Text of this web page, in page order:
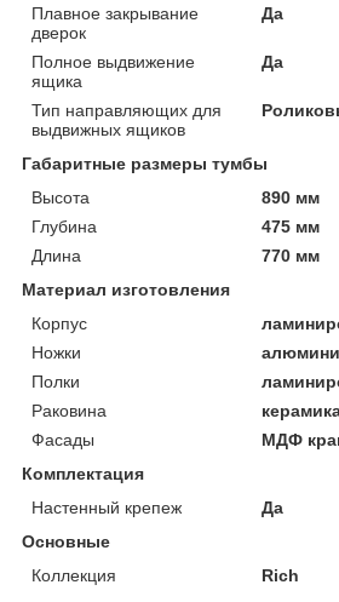
Плавное закрывание
дверок
Да
Полное выдвижение
ящика
Да
Тип направляющих для
выдвижных ящиков
Габаритные размеры тумбы
Высота
890 мм
Глубина
475 мм
Длина
770 мм
Материал изготовления
Корпус
Ножки
Полки
Раковина
Фасады
МДФ
Комплектация
Настенный крепеж
Да
Основные
Коллекция
Rich